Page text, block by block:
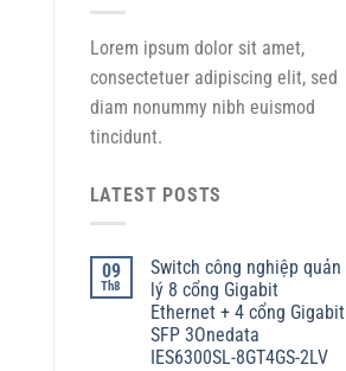
Lorem ipsum dolor sit amet,
consectetuer adipiscing elit, sed
diam nonummy nibh euismod
tincidunt.
LATEST POSTS
09
Th8
Switch công nghiệp quản
lý 8 cổng Gigabit
Ethernet + 4 cổng Gigabit
SFP 3Onedata
IES6300SL-8GT4GS-2LV